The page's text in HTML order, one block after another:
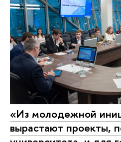
«Из молодежной
вырастают проекты,